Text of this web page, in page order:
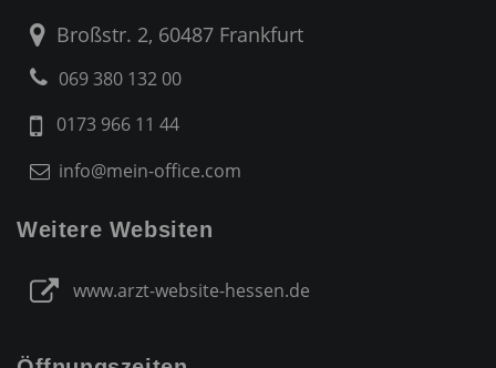
Broßstr. 2, 60487 Frankfurt
069 380 132 00
0173 966 11 44
info@mein-office.com
Weitere Websiten
www.arzt-website-hessen.de